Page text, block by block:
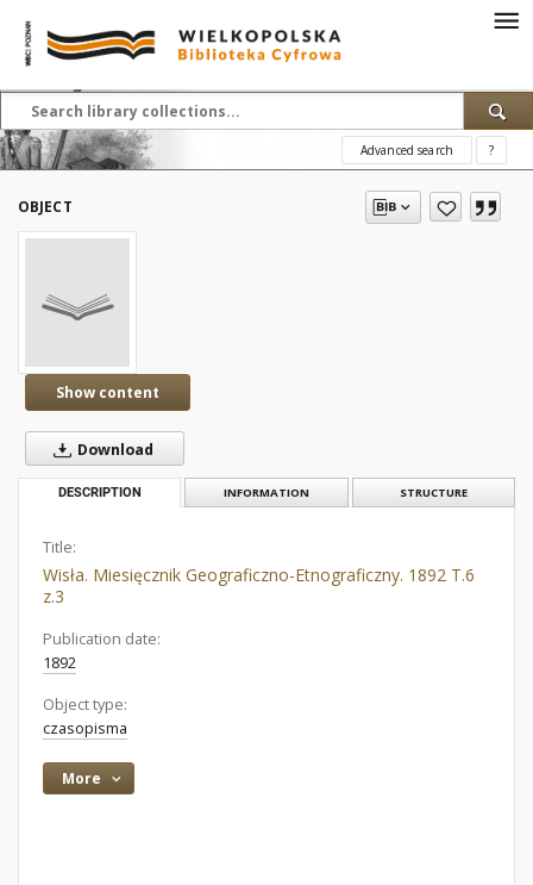
Advanced search ?
OBJECT
Show content
Download
DESCRIPTION INFORMATION STRUCTURE
Title:
Wisła. Miesięcznik Geograficzno-Etnograficzny. 1892 T.6
z.3
Publication date:
1892
Object type:
czasopisma
More